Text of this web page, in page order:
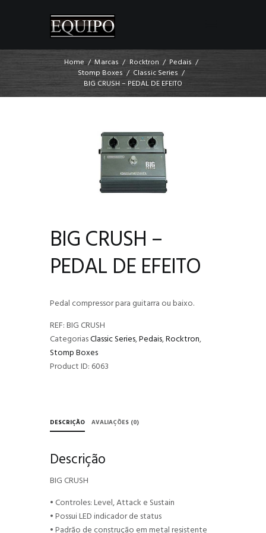
Home Marcas Rocktron
Pedais
Stomp Boxes
Classic Series
BIG CRUSH – PEDAL DE EFEITO
BIG CRUSH –
PEDAL DE EFEITO
Pedal compressor para guitarra ou baixo.
REF:BIG CRUSH
CategoriasClassic Series,Pedais,Rocktron,
Stomp Boxes
Product ID: 6063
DESCRIÇÃO AVALIAÇÕES (0)
Descrição
BIG CRUSH
• Controles: Level, Attack e Sustain
• Possui LED indicador de status
• Padrão de construção em metal resistente